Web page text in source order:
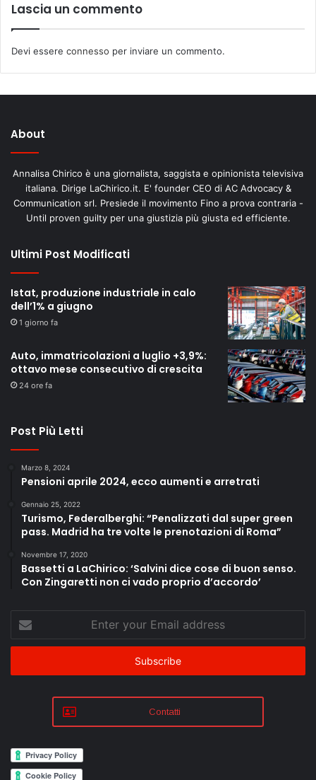
Lascia un commento
Devi essere connesso per inviare un commento.
About
Annalisa Chirico è una giornalista, saggista e opinionista televisiva
italiana. Dirige LaChirico.it. E' founder CEO di AC Advocacy &
Communication srl. Presiede il movimento Fino a prova contraria -
Until proven guilty per una giustizia più giusta ed efficiente.
Ultimi Post Modificati
Istat, produzione industriale in calo
dell’1% a giugno
1 giorno fa
Auto, immatricolazioni a luglio +3,9%:
ottavo mese consecutivo di crescita
24 ore fa
Post Più Letti
Marzo 8, 2024
Pensioni aprile 2024, ecco aumenti e arretrati
Gennaio 25, 2022
Turismo, Federalberghi: “Penalizzati dal super green
pass. Madrid ha tre volte le prenotazioni di Roma”
Novembre 17, 2020
Bassetti a LaChirico: ‘Salvini dice cose di buon senso.
Con Zingaretti non ci vado proprio d’accordo’
Enter
your
Email
Contatti